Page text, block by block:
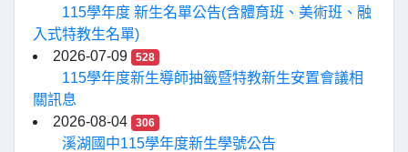
115學年度 新生名單公告(含體育班、美術班、融
入式特教生名單)
2026-07-09
528
115學年度新生導師抽籤暨特教新生安置會議相
關訊息
2026-08-04
306
溪湖國中115學年度新生學號公告